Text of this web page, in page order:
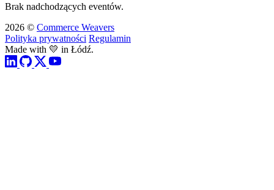
Brak nadchodzących eventów.
2026 © Commerce Weavers
Polityka prywatności Regulamin
Made with 💛 in Łódź.